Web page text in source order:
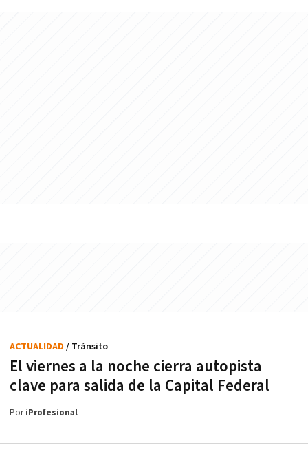
El viernes a la noche cierra autopista
clave para salida de la Capital Federal
ACTUALIDAD / Tránsito
PoriProfesional